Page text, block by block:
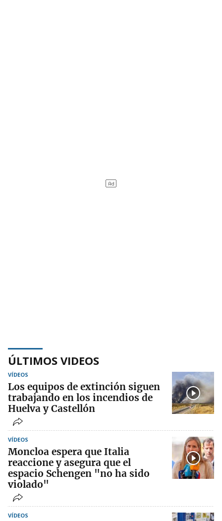
ÚLTIMOS VIDEOS
VÍDEOS
Los equipos de extinción siguen
trabajando en los incendios de
Huelva y Castellón
VÍDEOS
Moncloa espera que Italia
reaccione y asegura que el
espacio Schengen "no ha sido
violado"
VÍDEOS